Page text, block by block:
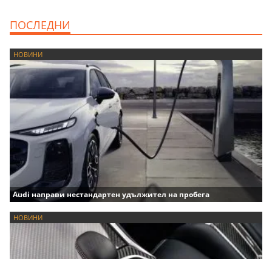
ПОСЛЕДНИ
НОВИНИ
Audi направи нестандартен удължител на пробега
НОВИНИ